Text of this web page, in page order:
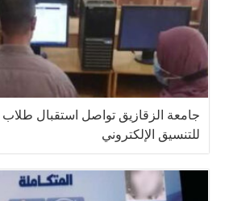
جامعة الزقازيق تواصل استقبال طلاب
للتنسيق الإلكتروني